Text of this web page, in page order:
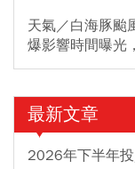
天氣／白海豚颱
爆影響時間曝光
最新文章
2026年下半年